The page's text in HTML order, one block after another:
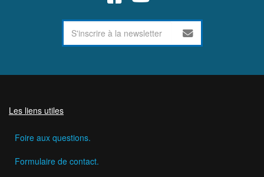
Les liens utiles
Foire aux questions.
Formulaire de contact.